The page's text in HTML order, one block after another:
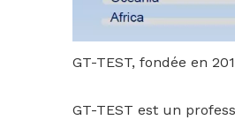
GT-TEST, fondée en
GT-TEST est un